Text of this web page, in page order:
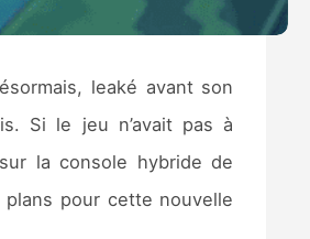
leaké avant son
Si le jeu n’avait pas à
la console hybride de
plans pour cette nouvelle